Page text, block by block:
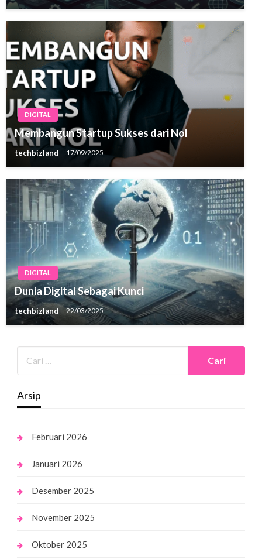
DIGITAL
Membangun Startup Sukses dari Nol
techbizland 17/09/2025
DIGITAL
Dunia Digital Sebagai Kunci
techbizland 22/03/2025
Arsip
Februari 2026
Januari 2026
Desember 2025
November 2025
Oktober 2025